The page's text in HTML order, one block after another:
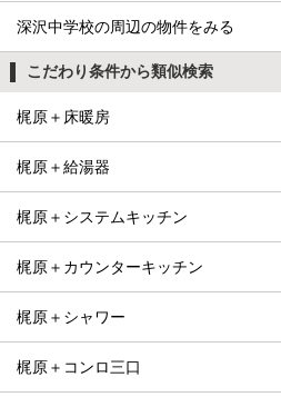
深沢中学校の周辺の物件をみる
こだわり条件から類似検索
梶原＋床暖房
梶原＋給湯器
梶原＋システムキッチン
梶原＋カウンターキッチン
梶原＋シャワー
梶原＋コンロ三口